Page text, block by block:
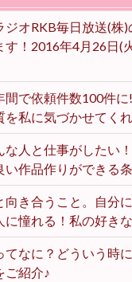
ジオRKB毎日放送(株
す！2016年4月26日(
間で依頼件数100件
を私に気づかせてく
な人と仕事がしたい
い作品作りができる
向き合うこと。自分
に憧れる！私の好き
てなに？どういう時
ご紹介♪